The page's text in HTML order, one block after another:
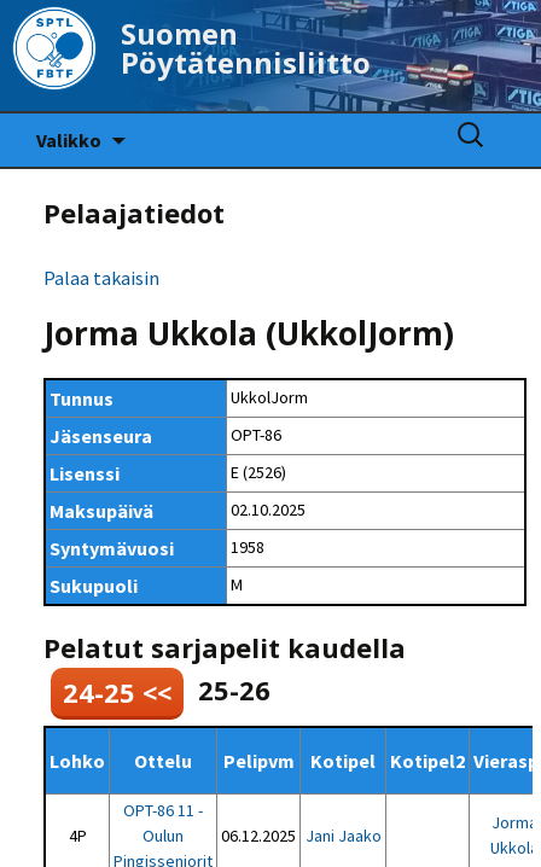
Suomen
Pöytätennisliitto
Valikko
Haku:
Pelaajatiedot
Palaa takaisin
Jorma Ukkola (UkkolJorm)
Tunnus UkkolJorm
Jäsenseura OPT-86
Lisenssi E (2526)
Maksupäivä 02.10.2025
Syntymävuosi 1958
Sukupuoli M
Pelatut sarjapelit kaudella
24-25 <<
25-26
Lohko Ottelu Pelipvm Kotipel Kotipel2
4P
OPT-86 11 -
Oulun
Pingisseniorit
06.12.2025 Jani Jaako
Jorma
Ukkola